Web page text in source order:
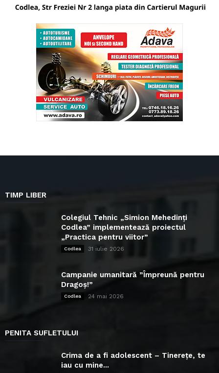
TIMP LIBER
Colegiul Tehnic „Simion Mehedinți
Codlea” implementează proiectul
„Practica pentru viitor”
Codlea 31 iulie 2026
Campanie umanitară ”Împreună pentru
Dragoș!”
Codlea 24 mai 2026
PENITA SUFLETULUI
Crima de a fi adolescent – Tinerețe, te
iau cu mine...